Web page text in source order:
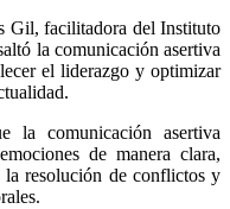
Gil, facilitadora del Instituto
la comunicación asertiva
el liderazgo y optimizar
la comunicación asertiva
de manera clara,
la resolución de conflictos y